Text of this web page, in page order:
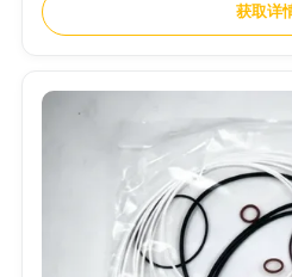
获取详